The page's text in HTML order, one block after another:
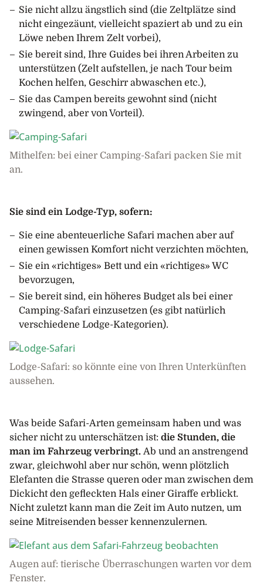
Sie nicht allzu ängstlich sind (die Zeltplätze sind
nicht eingezäunt, vielleicht spaziert ab und zu ein
Löwe neben Ihrem Zelt vorbei),
Sie bereit sind, Ihre Guides bei ihren Arbeiten zu
unterstützen (Zelt aufstellen, je nach Tour beim
Kochen helfen, Geschirr abwaschen etc.),
Sie das Campen bereits gewohnt sind (nicht
zwingend, aber von Vorteil).
Mithelfen: bei einer Camping-Safari packen Sie mit
an.
Sie sind ein Lodge-Typ, sofern:
Sie eine abenteuerliche Safari machen aber auf
einen gewissen Komfort nicht verzichten möchten,
Sie ein «richtiges» Bett und ein «richtiges» WC
bevorzugen,
Sie bereit sind, ein höheres Budget als bei einer
Camping-Safari einzusetzen (es gibt natürlich
verschiedene Lodge-Kategorien).
Lodge-Safari: so könnte eine von Ihren Unterkünften
aussehen.
Was beide Safari-Arten gemeinsam haben und was
sicher nicht zu unterschätzen ist: die Stunden, die
man im Fahrzeug verbringt. Ab und an anstrengend
zwar, gleichwohl aber nur schön, wenn plötzlich
Elefanten die Strasse queren oder man zwischen dem
Dickicht den gefleckten Hals einer Giraffe erblickt.
Nicht zuletzt kann man die Zeit im Auto nutzen, um
seine Mitreisenden besser kennenzulernen.
Augen auf: tierische Überraschungen warten vor dem
Fenster.